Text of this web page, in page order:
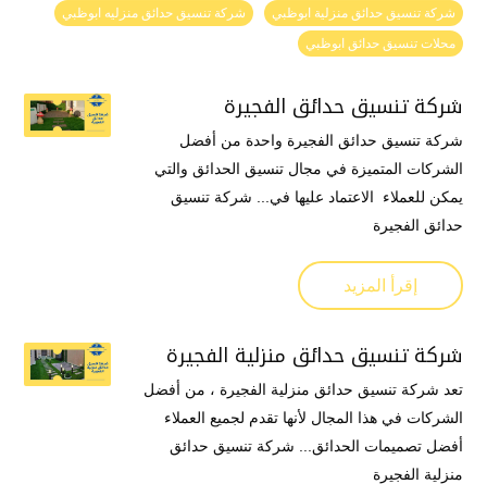
شركة تنسيق حدائق منزلية ابوظبي
شركة تنسيق حدائق منزليه ابوظبي
محلات تنسيق حدائق ابوظبي
شركة تنسيق حدائق الفجيرة
شركة تنسيق حدائق الفجيرة واحدة من أفضل
الشركات المتميزة في مجال تنسيق الحدائق والتي
يمكن للعملاء الاعتماد عليها في... شركة تنسيق
حدائق الفجيرة
إقرأ المزيد
شركة تنسيق حدائق منزلية الفجيرة
تعد شركة تنسيق حدائق منزلية الفجيرة ، من أفضل
الشركات في هذا المجال لأنها تقدم لجميع العملاء
أفضل تصميمات الحدائق... شركة تنسيق حدائق
منزلية الفجيرة